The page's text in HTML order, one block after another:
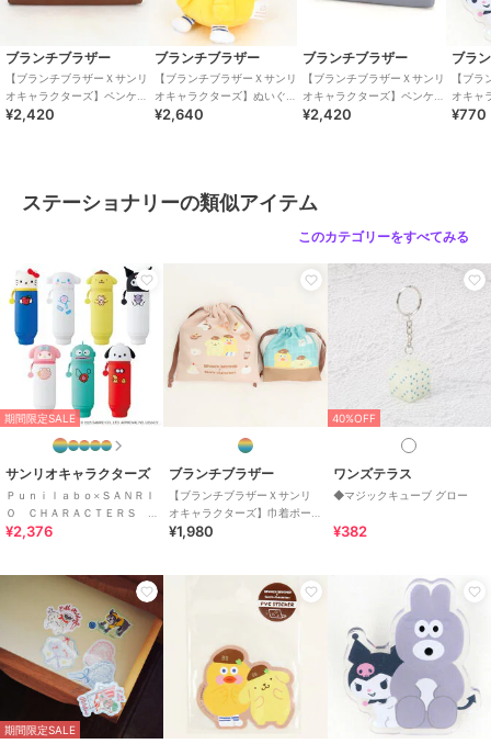
ブランチブラザー
【ブランチブラザーＸサンリ
オキャラクターズ】ペンケー
ス ダックＸポムポムプリン
¥2,420
ブランチブラザー
【ブランチブラザーＸサンリ
オキャラクターズ】ぬいぐる
みマスコット ダックＸポム
¥2,640
ブランチブラザー
【ブランチブラザーＸサンリ
オキャラクターズ】ペンケー
ス バニーＸクロミ
¥2,420
ブラ
【ブ
オキャ
クリッ
¥770
ステーショナリーの類似アイテム
このカテゴリーをすべてみる
期間限定SALE
サンリオキャラクターズ
Ｐｕｎｉｌａｂｏ×ＳＡＮＲＩ
Ｏ ＣＨＡＲＡＣＴＥＲＳ
スタンドペンケース
¥2,376
ブランチブラザー
【ブランチブラザーＸサンリ
オキャラクターズ】巾着ポー
チ・２ｐセット ダックＸポ
¥1,980
40%OFF
ワンズテラス
◆マジックキューブ グロー
¥382
期間限定SALE